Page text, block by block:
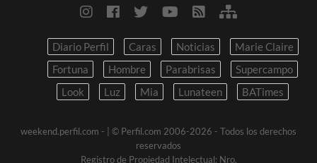
Diario Perfil Caras Noticias
Marie Claire
Fortuna
Hombre Parabrisas
Supercampo
Look
Luz Mia Lunateen BATimes
weekend.perfil.com -
| © Perfil.com 2006-2026 - Todos los derechos
reservados
Registro de Propiedad Intelectual: Nro.